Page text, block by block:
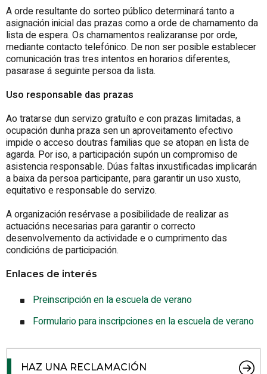
A orde resultante do sorteo público determinará tanto a
asignación inicial das prazas como a orde de chamamento da
lista de espera. Os chamamentos realizaranse por orde,
mediante contacto telefónico. De non ser posible establecer
comunicación tras tres intentos en horarios diferentes,
pasarase á seguinte persoa da lista.
Uso responsable das prazas
Ao tratarse dun servizo gratuíto e con prazas limitadas, a
ocupación dunha praza sen un aproveitamento efectivo
impide o acceso doutras familias que se atopan en lista de
agarda. Por iso, a participación supón un compromiso de
asistencia responsable. Dúas faltas inxustificadas implicarán
a baixa da persoa participante, para garantir un uso xusto,
equitativo e responsable do servizo.
A organización resérvase a posibilidade de realizar as
actuacións necesarias para garantir o correcto
desenvolvemento da actividade e o cumprimento das
condicións de participación.
Enlaces de interés
Preinscripción en la escuela de verano
Formulario para inscripciones en la escuela de verano
HAZ UNA RECLAMACIÓN